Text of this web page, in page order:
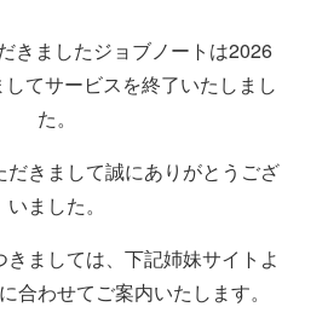
きましたジョブノートは2026
てサービスを終了いたしまし
た。
だきまして誠にありがとうござ
いました。
ましては、下記姉妹サイトよ
合わせてご案内いたします。